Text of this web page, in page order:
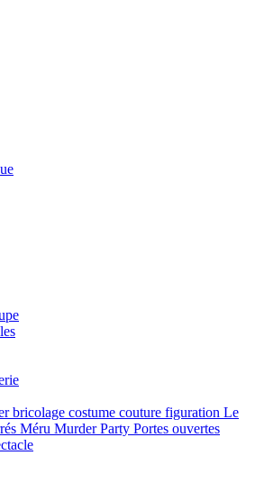
bricolage costume couture figuration Le
Méru Murder Party Portes ouvertes